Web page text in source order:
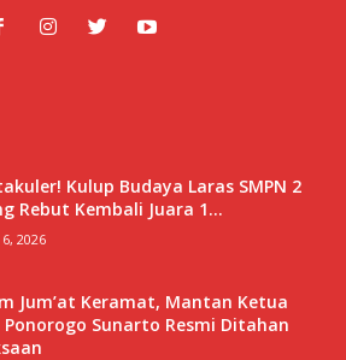
Kulup Budaya Laras SMPN 2
Rebut Kembali Juara 1...
2026
Jum’at Keramat, Mantan Ketua
Ponorogo Sunarto Resmi Ditahan